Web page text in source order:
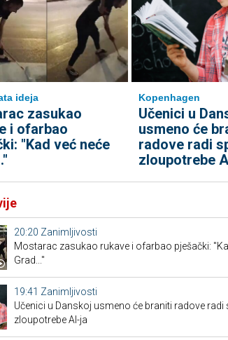
ideja
zasukao
i ofarbao
"Kad već neće
Kopenhagen
Učenici u
usmeno će
radove radi
zloupotrebe
20:20 Zanimljivosti
Mostarac zasukao rukave i ofarbao pješački:
Grad..."
19:41 Zanimljivosti
Učenici u Danskoj usmeno će braniti radove radi
zloupotrebe AI-ja